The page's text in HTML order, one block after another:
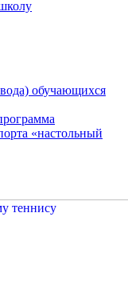
обучающихся
«настольный